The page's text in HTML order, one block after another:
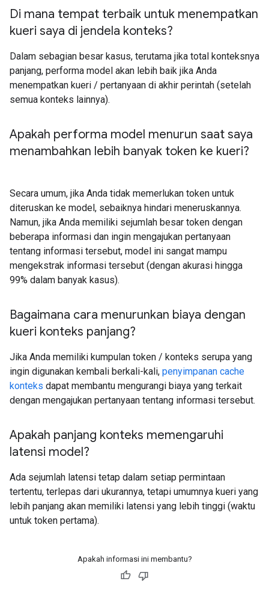
Di mana tempat terbaik untuk menempatkan
kueri saya di jendela konteks?
Dalam sebagian besar kasus, terutama jika total konteksnya
panjang, performa model akan lebih baik jika Anda
menempatkan kueri / pertanyaan di akhir perintah (setelah
semua konteks lainnya).
Apakah performa model menurun saat saya
menambahkan lebih banyak token ke kueri?
Secara umum, jika Anda tidak memerlukan token untuk
diteruskan ke model, sebaiknya hindari meneruskannya.
Namun, jika Anda memiliki sejumlah besar token dengan
beberapa informasi dan ingin mengajukan pertanyaan
tentang informasi tersebut, model ini sangat mampu
mengekstrak informasi tersebut (dengan akurasi hingga
99% dalam banyak kasus).
Bagaimana cara menurunkan biaya dengan
kueri konteks panjang?
Jika Anda memiliki kumpulan token / konteks serupa yang
ingin digunakan kembali berkali-kali, penyimpanan cache
konteks dapat membantu mengurangi biaya yang terkait
dengan mengajukan pertanyaan tentang informasi tersebut.
Apakah panjang konteks memengaruhi
latensi model?
Ada sejumlah latensi tetap dalam setiap permintaan
tertentu, terlepas dari ukurannya, tetapi umumnya kueri yang
lebih panjang akan memiliki latensi yang lebih tinggi (waktu
untuk token pertama).
Apakah informasi ini membantu?